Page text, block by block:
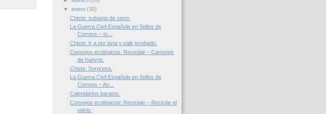
▼ enero (30)
Chiste: subasta de sexo.
La Guerra Civil Española en Sellos de
Correos – Is...
Chiste: Ir a por lana y salir jorobado.
Consejos ecológicos: Reciclaje – Cartones
de huevos.
Chiste: Sorpresa.
La Guerra Civil Española en Sellos de
Correos – An...
Calendarios baratos.
Consejos ecológicos: Reciclaje – Reciclar el
vidrio.